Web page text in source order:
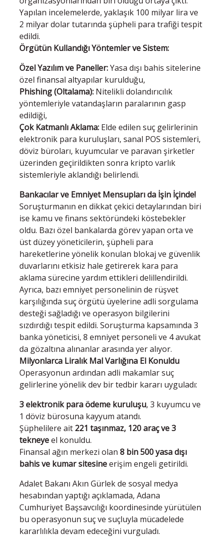
Yapılan incelemelerde, yaklaşık 100 milyar lira ve
2 milyar dolar tutarında şüpheli para trafiği tespit
edildi.
Örgütün Kullandığı Yöntemler ve Sistem:
Özel Yazılım ve Paneller:Yasa dışı bahis sitelerine
özel finansal altyapılar kurulduğu,
Phishing (Oltalama): Nitelikli dolandırıcılık
yöntemleriyle vatandaşların paralarının gasp
edildiği,
Çok Katmanlı Aklama: Elde edilen suç gelirlerinin
elektronik para kuruluşları, sanal POS sistemleri,
döviz büroları, kuyumcular ve paravan şirketler
üzerinden geçirildikten sonra kripto varlık
sistemleriyle aklandığı belirlendi.
Bankacılar ve Emniyet Mensupları da İşin İçinde!
Soruşturmanın en dikkat çekici detaylarından biri
ise kamu ve finans sektöründeki köstebekler
oldu. Bazı özel bankalarda görev yapan orta ve
üst düzey yöneticilerin, şüpheli para
hareketlerine yönelik konulan blokaj ve güvenlik
duvarlarını etkisiz hale getirerek kara para
aklama sürecine yardım ettikleri delillendirildi.
Ayrıca, bazı emniyet personelinin de rüşvet
karşılığında suç örgütü üyelerine adli sorgulama
desteği sağladığı ve operasyon bilgilerini
sızdırdığı tespit edildi. Soruşturma kapsamında 3
banka yöneticisi, 8 emniyet personeli ve 4 avukat
da gözaltına alınanlar arasında yer alıyor.
Milyonlarca Liralık Mal Varlığına El Konuldu
Operasyonun ardından adli makamlar suç
gelirlerine yönelik dev bir tedbir kararı uyguladı:
3 elektronik para ödeme kuruluşu, 3 kuyumcu ve
1 döviz bürosuna kayyum atandı.
Şüphelilere ait 221 taşınmaz, 120 araç ve 3
tekneyeel konuldu.
Finansal ağın merkezi olan 8 bin 500 yasa dışı
bahis ve kumar sitesineerişim engeli getirildi.
Adalet Bakanı Akın Gürlek de sosyal medya
hesabından yaptığı açıklamada, Adana
Cumhuriyet Başsavcılığı koordinesinde yürütülen
bu operasyonun suç ve suçluyla mücadelede
kararlılıkla devam edeceğini vurguladı.